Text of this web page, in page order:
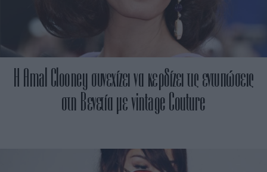
H Amal Clooney συνεχίζει να κερδίζει τις εντυπώσεις
στη Βενετία με vintage Couture